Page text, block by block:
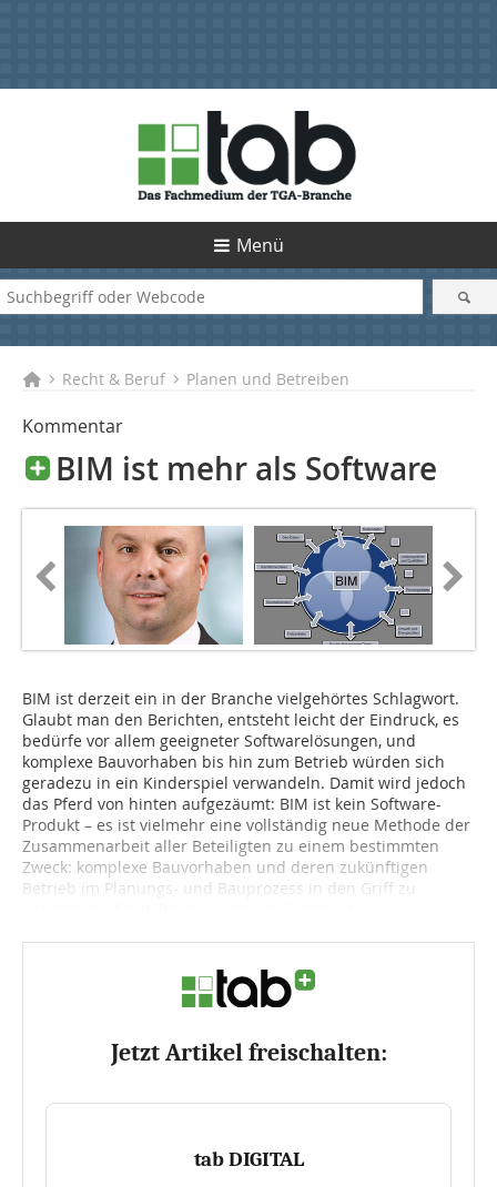
Menü
Recht & Beruf Planen und Betreiben
Kommentar
BIM ist mehr als Software
BIM ist derzeit ein in der Branche vielgehörtes Schlagwort.
Glaubt man den Berichten, entsteht leicht der Eindruck, es
bedürfe vor allem geeigneter Softwarelösungen, und
komplexe Bauvorhaben bis hin zum Betrieb würden sich
geradezu in ein Kinderspiel verwandeln. Damit wird jedoch
das Pferd von hinten aufgezäumt: BIM ist kein Software-
Produkt – es ist vielmehr eine vollständig neue Methode der
Zusammenarbeit aller Beteiligten zu einem bestimmten
Zweck: komplexe Bauvorhaben und deren zukünftigen
Betrieb im Planungs- und Bauprozess in den Griff zu
Jetzt Artikel freischalten:
tab DIGITAL